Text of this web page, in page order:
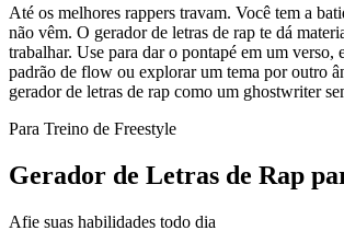
Até os melhores rappers travam. Você tem a
não vêm. O gerador de letras de rap te dá
trabalhar. Use para dar o pontapé em um verso,
padrão de flow ou explorar um tema por outro
gerador de letras de rap como um ghostwriter
Para Treino de Freestyle
Gerador de Letras de Rap
Afie suas habilidades todo dia